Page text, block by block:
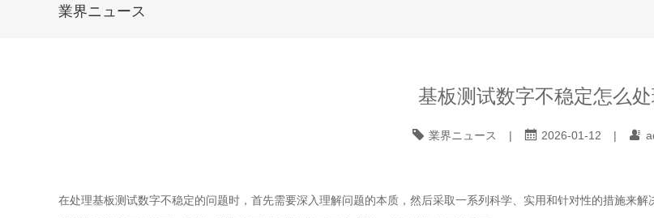
業界ニュース
基板测试数字不稳定怎么
業界ニュース | 2026-01-12 |
在处理基板测试数字不稳定的问题时，首先需要深入理解问题的本质，然后采取一系列科学、实用和针对性的措施来